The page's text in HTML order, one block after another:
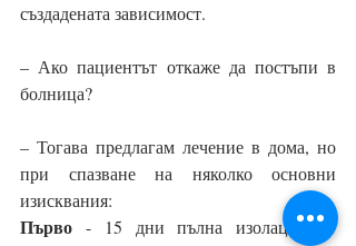
създадената зависимост.
– Ако пациентът откаже да постъпи в
болница?
– Тогава предлагам лечение в дома, но
при спазване на няколко основни
изисквания:
Първо - 15 дни пълна изолация от